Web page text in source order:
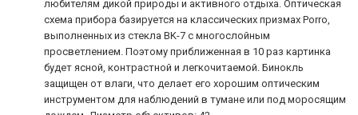
любителям дикой природы и активного отдыха. Оптическая
схема прибора базируется на классических призмах Porro,
выполненных из стекла BK-7 с многослойным
просветлением. Поэтому приближенная в 10 раз картинка
будет ясной, контрастной и легкочитаемой. Бинокль
защищен от влаги, что делает его хорошим оптическим
инструментом для наблюдений в тумане или под моросящим